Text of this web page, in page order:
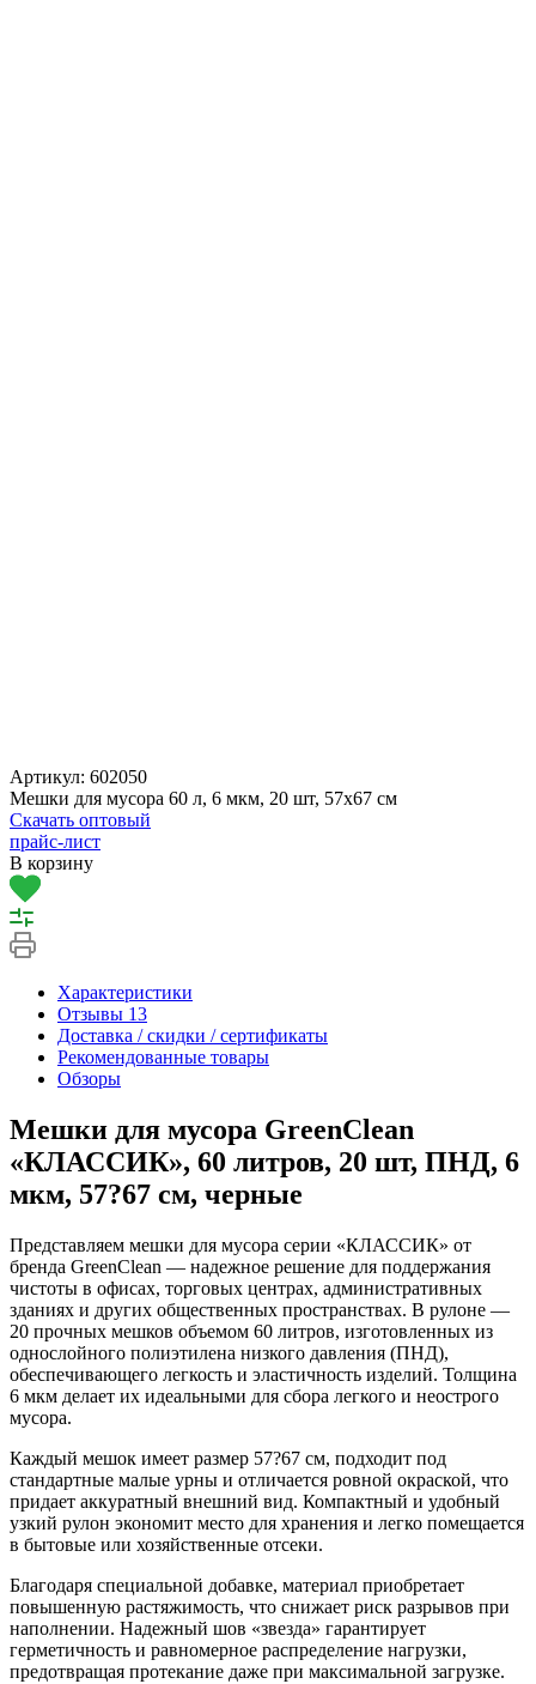
Артикул: 602050
Мешки для мусора 60 л, 6 мкм, 20 шт, 57х67 см
Скачать оптовый
прайс-лист
В корзину
Характеристики
Отзывы 13
Доставка / скидки / сертификаты
Рекомендованные товары
Обзоры
Мешки для мусора GreenClean
«КЛАССИК», 60 литров, 20 шт, ПНД, 6
мкм, 57?67 см, черные
Представляем мешки для мусора серии «КЛАССИК» от
бренда GreenClean — надежное решение для поддержания
чистоты в офисах, торговых центрах, административных
зданиях и других общественных пространствах. В рулоне —
20 прочных мешков объемом 60 литров, изготовленных из
однослойного полиэтилена низкого давления (ПНД),
обеспечивающего легкость и эластичность изделий. Толщина
6 мкм делает их идеальными для сбора легкого и неострого
мусора.
Каждый мешок имеет размер 57?67 см, подходит под
стандартные малые урны и отличается ровной окраской, что
придает аккуратный внешний вид. Компактный и удобный
узкий рулон экономит место для хранения и легко помещается
в бытовые или хозяйственные отсеки.
Благодаря специальной добавке, материал приобретает
повышенную растяжимость, что снижает риск разрывов при
наполнении. Надежный шов «звезда» гарантирует
герметичность и равномерное распределение нагрузки,
предотвращая протекание даже при максимальной загрузке.